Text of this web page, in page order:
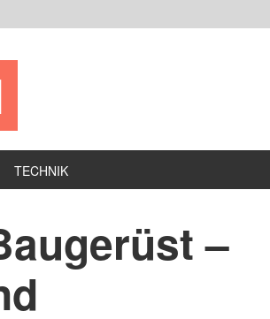
TECHNIK
–